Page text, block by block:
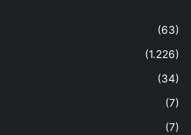
(63)
(1.226)
(34)
(7)
(7)